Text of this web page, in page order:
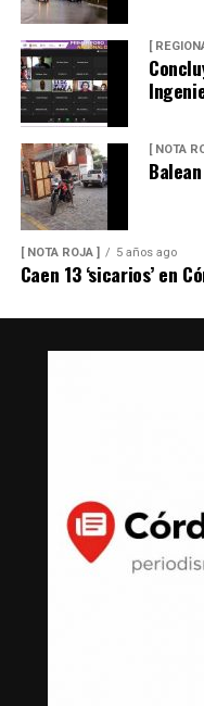
[
[ NOTA
[ NOTA ROJA ] 5 años ago
Caen 13 ‘sicarios’ en